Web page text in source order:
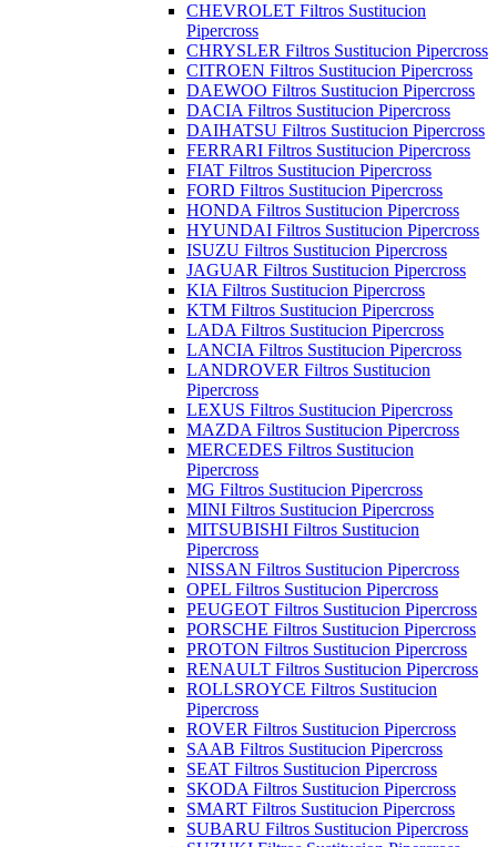
CHEVROLET Filtros Sustitucion
Pipercross
CHRYSLER Filtros Sustitucion Pipercross
CITROEN Filtros Sustitucion Pipercross
DAEWOO Filtros Sustitucion Pipercross
DACIA Filtros Sustitucion Pipercross
DAIHATSU Filtros Sustitucion Pipercross
FERRARI Filtros Sustitucion Pipercross
FIAT Filtros Sustitucion Pipercross
FORD Filtros Sustitucion Pipercross
HONDA Filtros Sustitucion Pipercross
HYUNDAI Filtros Sustitucion Pipercross
ISUZU Filtros Sustitucion Pipercross
JAGUAR Filtros Sustitucion Pipercross
KIA Filtros Sustitucion Pipercross
KTM Filtros Sustitucion Pipercross
LADA Filtros Sustitucion Pipercross
LANCIA Filtros Sustitucion Pipercross
LANDROVER Filtros Sustitucion
Pipercross
LEXUS Filtros Sustitucion Pipercross
MAZDA Filtros Sustitucion Pipercross
MERCEDES Filtros Sustitucion
Pipercross
MG Filtros Sustitucion Pipercross
MINI Filtros Sustitucion Pipercross
MITSUBISHI Filtros Sustitucion
Pipercross
NISSAN Filtros Sustitucion Pipercross
OPEL Filtros Sustitucion Pipercross
PEUGEOT Filtros Sustitucion Pipercross
PORSCHE Filtros Sustitucion Pipercross
PROTON Filtros Sustitucion Pipercross
RENAULT Filtros Sustitucion Pipercross
ROLLSROYCE Filtros Sustitucion
Pipercross
ROVER Filtros Sustitucion Pipercross
SAAB Filtros Sustitucion Pipercross
SEAT Filtros Sustitucion Pipercross
SKODA Filtros Sustitucion Pipercross
SMART Filtros Sustitucion Pipercross
SUBARU Filtros Sustitucion Pipercross